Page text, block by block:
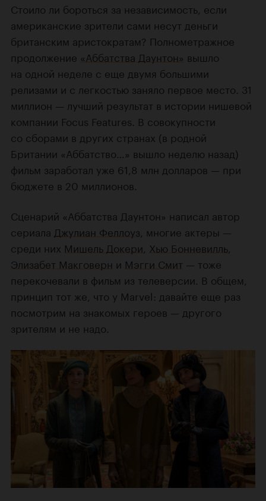
Стоило ли бороться за независимость, если
американские зрители сами несут деньги
британским аристократам? Полнометражное
продолжение «Аббатства Даунтон» вышло
на одной неделе с еще двумя большими
релизами и с легкостью заняло первое место. 31
миллион — лучший результат в истории нишевой
компании Focus Features. В совокупности
со сборами в других странах (в родной
Британии «Аббатство…» вышло неделю назад)
фильм заработал уже 61,8 млн долларов — при
бюджете в 20 миллионов.
Сценарий «Аббатства Даунтон» написал автор
сериала Джулиан Феллоуз , многие актеры —
среди них Мишель Докери Хью Бонневилль
Элизабет Макговерн и Мэгги Смит — тоже
перекочевали в фильм из телеверсии. В общем,
принцип тот же, что у Marvel: давайте еще раз
посмотрим на знакомых героев — другого
зрителям и не надо.